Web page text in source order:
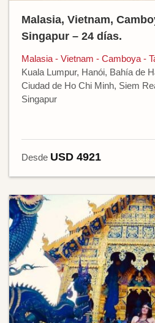
Malasia, Vietnam,
Singapur – 24 días.
Malasia - Vietnam - Camboya -
Kuala Lumpur, Hanói, Bahía de
Ciudad de Ho Chi Minh, Siem
Singapur
Desde USD 4921